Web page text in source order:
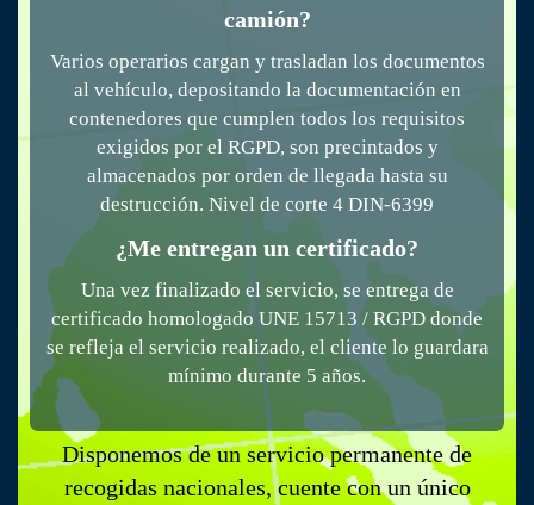
camión?
Varios operarios cargan y trasladan los documentos
al vehículo, depositando la documentación en
contenedores que cumplen todos los requisitos
exigidos por el RGPD, son precintados y
almacenados por orden de llegada hasta su
destrucción. Nivel de corte 4 DIN-6399
¿Me entregan un certificado?
Una vez finalizado el servicio, se entrega de
certificado homologado UNE 15713 / RGPD donde
se refleja el servicio realizado, el cliente lo guardara
mínimo durante 5 años.
Disponemos de un servicio permanente de
recogidas nacionales, cuente con un único